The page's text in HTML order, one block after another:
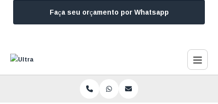
Faça seu orçamento por Whatsapp